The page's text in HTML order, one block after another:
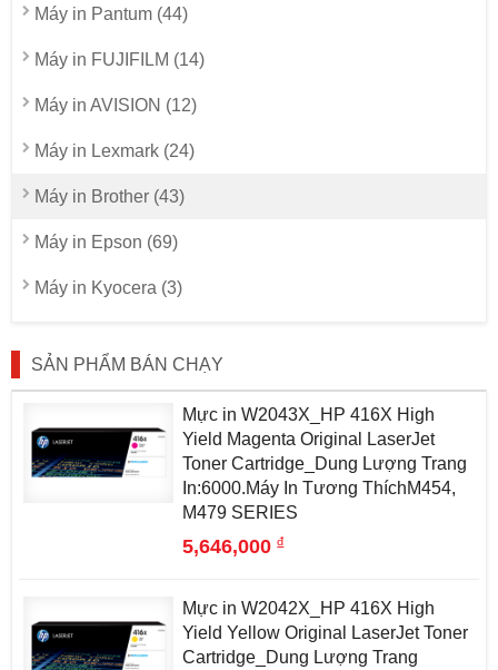
Máy in Pantum (44)
Máy in FUJIFILM (14)
Máy in AVISION (12)
Máy in Lexmark (24)
Máy in Brother (43)
Máy in Epson (69)
Máy in Kyocera (3)
SẢN PHẨM BÁN CHẠY
Mực in W2043X_HP 416X High
Yield Magenta Original LaserJet
Toner Cartridge_Dung Lượng Trang
In:6000.Máy In Tương ThíchM454,
M479 SERIES
5,646,000đ
Mực in W2042X_HP 416X High
Yield Yellow Original LaserJet Toner
Cartridge_Dung Lượng Trang